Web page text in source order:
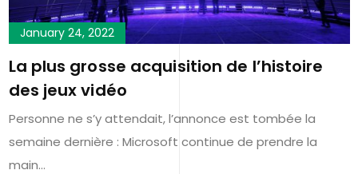
January 24, 2022
La plus grosse acquisition de l’histoire
des jeux vidéo
Personne ne s’y attendait, l’annonce est tombée la
semaine dernière : Microsoft continue de prendre la
main…